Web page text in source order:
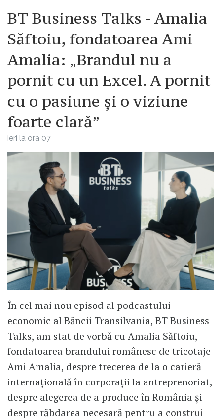
BT Business Talks - Amalia
Săftoiu, fondatoarea Ami
Amalia: „Brandul nu a
pornit cu un Excel. A pornit
cu o pasiune și o viziune
foarte clară”
ieri la ora 07
În cel mai nou episod al podcastului
economic al Băncii Transilvania, BT Business
Talks, am stat de vorbă cu Amalia Săftoiu,
fondatoarea brandului românesc de tricotaje
Ami Amalia, despre trecerea de la o carieră
internațională în corporații la antreprenoriat,
despre alegerea de a produce în România și
despre răbdarea necesară pentru a construi